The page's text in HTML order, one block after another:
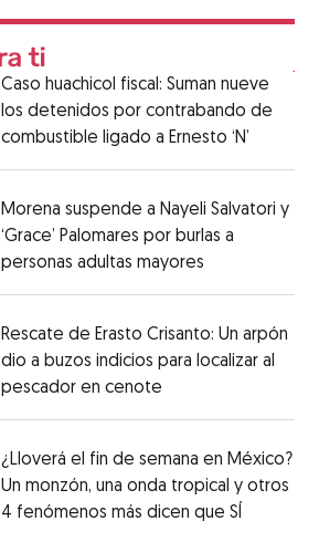
Caso huachicol fiscal: Suman nueve
los detenidos por contrabando de
combustible ligado a Ernesto ‘N’
Morena suspende a Nayeli Salvatori y
‘Grace’ Palomares por burlas a
personas adultas mayores
Rescate de Erasto Crisanto: Un arpón
dio a buzos indicios para localizar al
pescador en cenote
¿Lloverá el fin de semana en México?
Un monzón, una onda tropical y otros
4 fenómenos más dicen que SÍ